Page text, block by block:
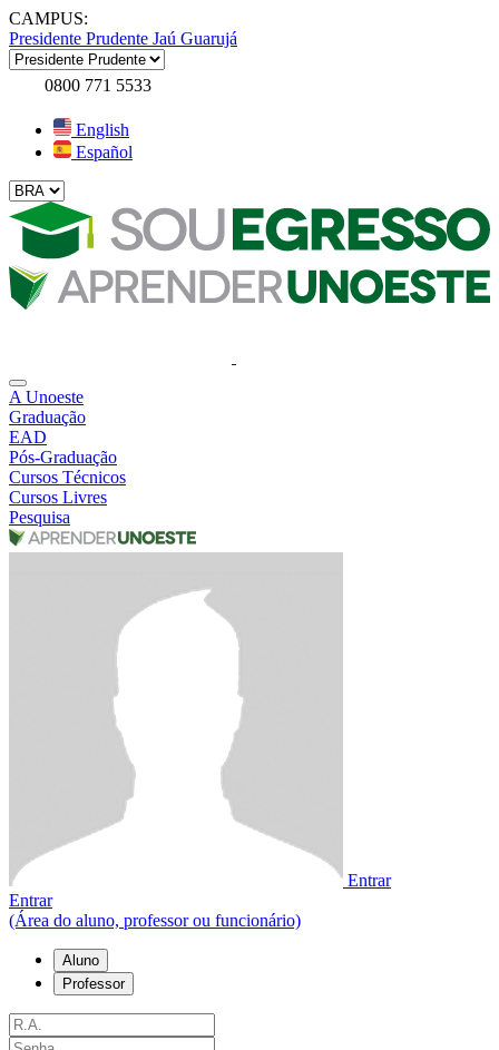
CAMPUS:
Presidente Prudente Jaú Guarujá
0800 771 5533
English
Español
A Unoeste
Graduação
EAD
Pós-Graduação
Cursos Técnicos
Cursos Livres
Pesquisa
Entrar
Entrar
(Área do aluno, professor ou funcionário)
Aluno
Professor